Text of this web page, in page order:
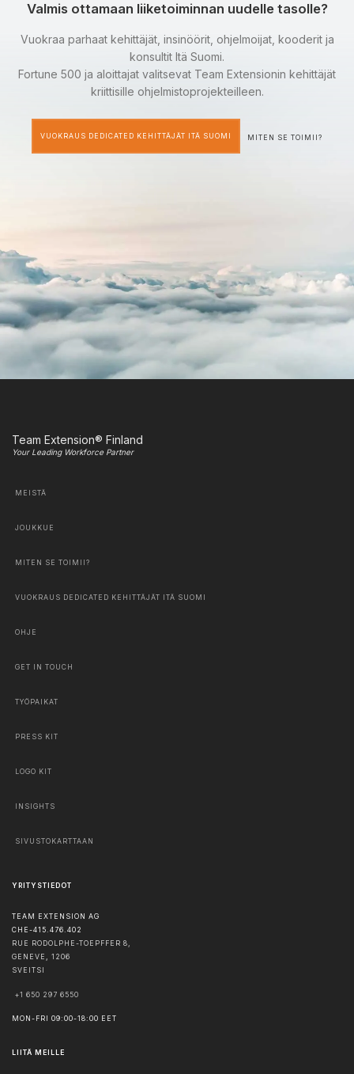
Valmis ottamaan liiketoiminnan uudelle tasolle?
Vuokraa parhaat kehittäjät, insinöörit, ohjelmoijat, kooderit ja
konsultit Itä Suomi.
Fortune 500 ja aloittajat valitsevat Team Extensionin kehittäjät
kriittisille ohjelmistoprojekteilleen.
VUOKRAUS DEDICATED KEHITTÄJÄT ITÄ SUOMI MITEN SE TOIMII?
Team Extension® Finland
Your Leading Workforce Partner
MEISTÄ
JOUKKUE
MITEN SE TOIMII?
VUOKRAUS DEDICATED KEHITTÄJÄT ITÄ SUOMI
OHJE
GET IN TOUCH
TYÖPAIKAT
PRESS KIT
LOGO KIT
INSIGHTS
SIVUSTOKARTTAAN
YRITYSTIEDOT
TEAM EXTENSION AG
CHE-415.476.402
RUE RODOLPHE-TOEPFFER 8,
GENEVE , 1206
SVEITSI
+1 650 297 6550
MON-FRI 09:00-18:00 EET
LIITÄ MEILLE